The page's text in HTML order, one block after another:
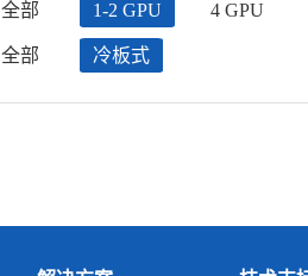
全部 1-2 GPU 4 GPU
全部 冷板式